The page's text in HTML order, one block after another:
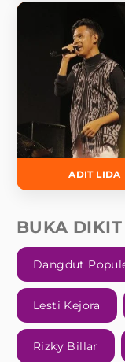
ADIT LIDA
BUKA DIKIT
Dangdut
Lesti Kejora
Rizky Billar